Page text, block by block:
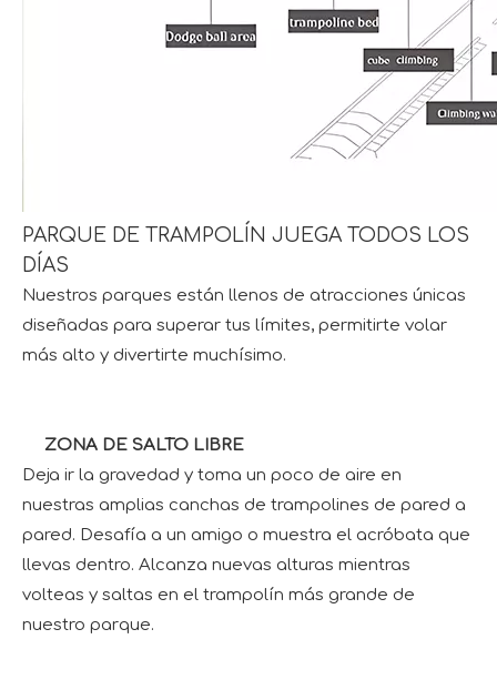
PARQUE DE TRAMPOLÍN JUEGA TODOS LOS
DÍAS
Nuestros parques están llenos de atracciones únicas
diseñadas para superar tus límites, permitirte volar
más alto y divertirte muchísimo.
ZONA DE SALTO LIBRE
Deja ir la gravedad y toma un poco de aire en
nuestras amplias canchas de trampolines de pared a
pared. Desafía a un amigo o muestra el acróbata que
llevas dentro. Alcanza nuevas alturas mientras
volteas y saltas en el trampolín más grande de
nuestro parque.